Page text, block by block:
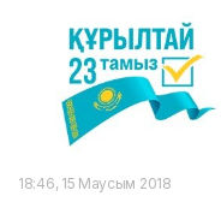
18:46, 15 Маусым 2018